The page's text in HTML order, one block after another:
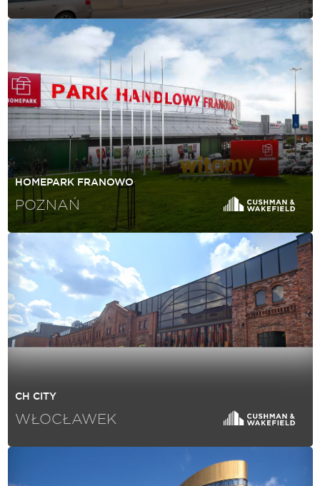
HOMEPARK FRANOWO
POZNAŃ
CH CITY
WŁOCŁAWEK